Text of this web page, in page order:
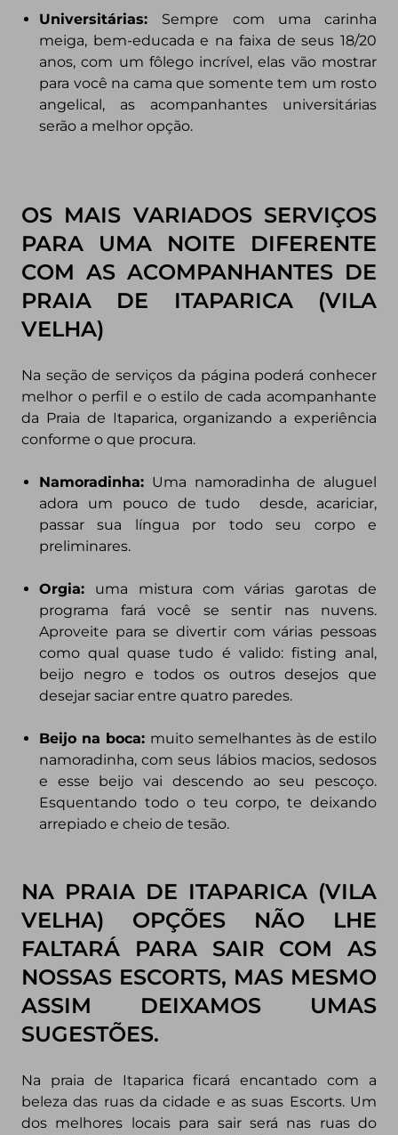
Universitárias: Sempre com uma carinha
meiga, bem-educada e na faixa de seus 18/20
anos, com um fôlego incrível, elas vão mostrar
para você na cama que somente tem um rosto
angelical, as acompanhantes universitárias
serão a melhor opção.
OS MAIS VARIADOS SERVIÇOS
PARA UMA NOITE DIFERENTE
COM AS ACOMPANHANTES DE
PRAIA DE ITAPARICA (VILA
VELHA)
Na seção de serviços da página poderá conhecer
melhor o perfil e o estilo de cada acompanhante
da Praia de Itaparica, organizando a experiência
conforme o que procura.
Namoradinha: Uma namoradinha de aluguel
adora um pouco de tudo
desde, acariciar,
passar sua língua por todo seu corpo e
preliminares.
Orgia: uma mistura com várias garotas de
programa fará você se sentir nas nuvens.
Aproveite para se divertir com várias pessoas
como qual quase tudo é valido: fisting anal,
beijo negro e todos os outros desejos que
desejar saciar entre quatro paredes.
Beijo na boca: muito semelhantes às de estilo
namoradinha, com seus lábios macios, sedosos
e esse beijo vai descendo ao seu pescoço.
Esquentando todo o teu corpo, te deixando
arrepiado e cheio de tesão.
NA PRAIA DE ITAPARICA (VILA
VELHA) OPÇÕES NÃO LHE
FALTARÁ PARA SAIR COM AS
NOSSAS ESCORTS, MAS MESMO
ASSIM DEIXAMOS UMAS
SUGESTÕES.
Na praia de Itaparica ficará encantado com a
beleza das ruas da cidade e as suas Escorts. Um
dos melhores locais para sair será nas ruas do